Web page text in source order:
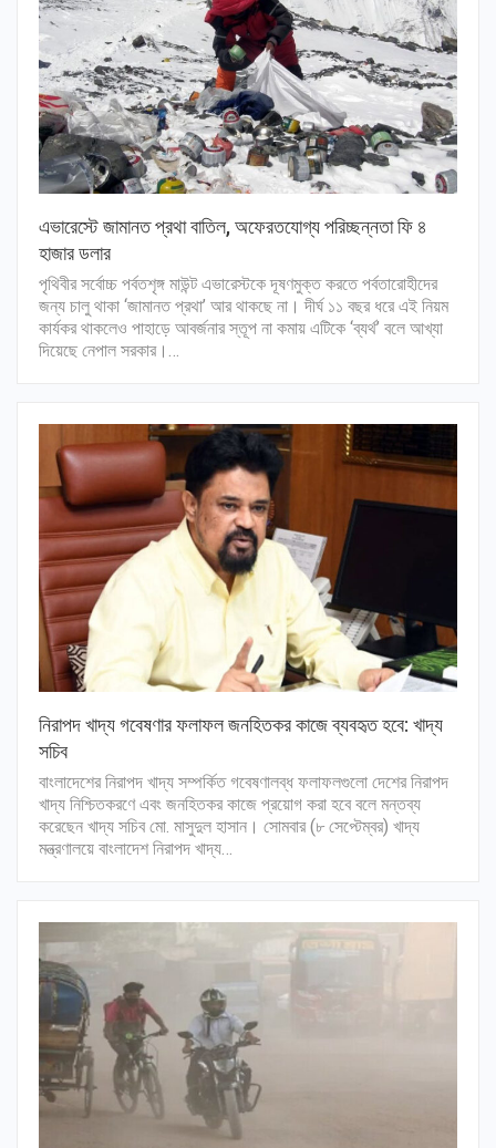
এভারেস্টে জামানত প্রথা বাতিল, অফেরতযোগ্য পরিচ্ছন্নতা ফি ৪
হাজার ডলার
পৃথিবীর সর্বোচ্চ পর্বতশৃঙ্গ মাউন্ট এভারেস্টকে দূষণমুক্ত করতে পর্বতারোহীদের
জন্য চালু থাকা ‘জামানত প্রথা’ আর থাকছে না। দীর্ঘ ১১ বছর ধরে এই নিয়ম
কার্যকর থাকলেও পাহাড়ে আবর্জনার স্তূপ না কমায় এটিকে ‘ব্যর্থ’ বলে আখ্যা
দিয়েছে নেপাল সরকার।…
নিরাপদ খাদ্য গবেষণার ফলাফল জনহিতকর কাজে ব্যবহৃত হবে: খাদ্য
সচিব
বাংলাদেশের নিরাপদ খাদ্য সম্পর্কিত গবেষণালব্ধ ফলাফলগুলো দেশের নিরাপদ
খাদ্য নিশ্চিতকরণে এবং জনহিতকর কাজে প্রয়োগ করা হবে বলে মন্তব্য
করেছেন খাদ্য সচিব মো. মাসুদুল হাসান। সোমবার (৮ সেপ্টেম্বর) খাদ্য
মন্ত্রণালয়ে বাংলাদেশ নিরাপদ খাদ্য…